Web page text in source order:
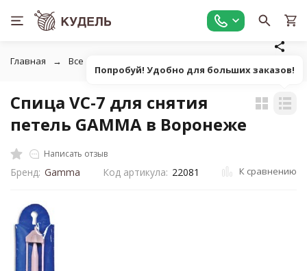
Главная Все для вязания
Спица VC-7 для снятия
петель GAMMA в Воронеже
Написать отзыв
Бренд: Gamma Код артикула: 22081 К сравнению
Попробуй! Удобно для больших заказов!